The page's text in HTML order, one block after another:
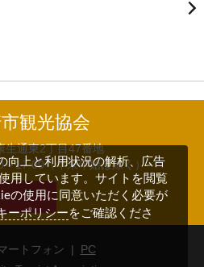
観光協会
通東2丁目47番地
17:00（年末年始は除く）
ートフォン | PC
向上と利用状況の解析、広告
用しています。サイトを閲覧
の使用に同意いただく必要が
ーポリシー をご確認くださ